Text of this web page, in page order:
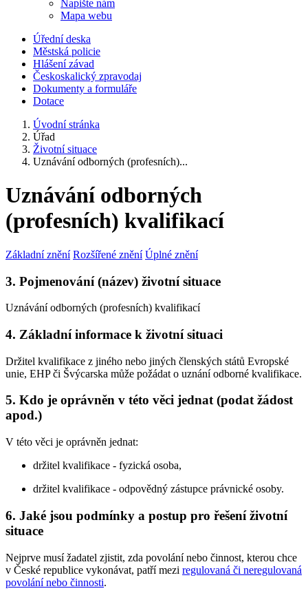
Napište nám
Mapa webu
Úřední deska
Městská policie
Hlášení závad
Českoskalický zpravodaj
Dokumenty a formuláře
Dotace
Úvodní stránka
Úřad
Životní situace
Uznávání odborných (profesních)...
Uznávání odborných
(profesních) kvalifikací
Základní znění Rozšířené znění Úplné znění
3. Pojmenování (název) životní situace
Uznávání odborných (profesních) kvalifikací
4. Základní informace k životní situaci
Držitel kvalifikace z jiného nebo jiných členských států Evropské
unie, EHP či Švýcarska může požádat o uznání odborné kvalifikace.
5. Kdo je oprávněn v této věci jednat (podat žádost
apod.)
V této věci je oprávněn jednat:
držitel kvalifikace - fyzická osoba,
držitel kvalifikace - odpovědný zástupce právnické osoby.
6. Jaké jsou podmínky a postup pro řešení životní
situace
Nejprve musí žadatel zjistit, zda povolání nebo činnost, kterou chce
v České republice vykonávat, patří mezi regulovaná či neregulovaná
povolání nebo činnosti.